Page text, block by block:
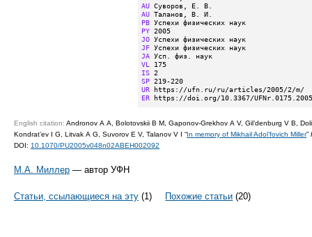
AU
AU
PB
PY
JO
JF
JA
VL
IS
SP
UR
ER https://doi.org/10.3367/
English citation: Andronov A A, Bolotovskii B M, Gaponov-Grekhov A V, Gil’denburg V B,
Kondrat’ev I G, Litvak A G, Suvorov E V, Talanov V I “In memory of Mikhail Adol’fovich Miller”
DOI: 10.1070/PU2005v048n02ABEH002092
М.А. Миллер — автор УФН
Статьи, ссылающиеся на эту (1) Похожие статьи (20)